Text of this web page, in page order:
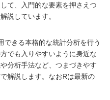
て、入門的な要素を押さえつ
説しています。
できる本格的な統計分析を行う
でも入りやすいように身近な
分析手法など、つまづきやす
解説します。なおRは最新の